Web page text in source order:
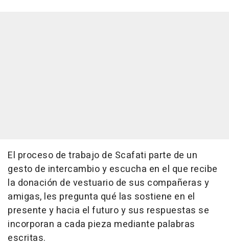
El proceso de trabajo de Scafati parte de un
gesto de intercambio y escucha en el que recibe
la donación de vestuario de sus compañeras y
amigas, les pregunta qué las sostiene en el
presente y hacia el futuro y sus respuestas se
incorporan a cada pieza mediante palabras
escritas.